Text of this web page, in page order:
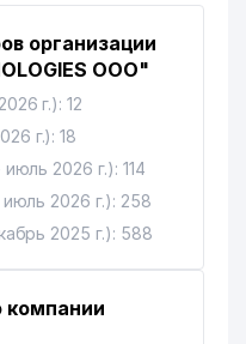
организации
ООО"
г.): 12
г.): 18
2026 г.): 114
2026 г.): 258
2025 г.): 588
компании